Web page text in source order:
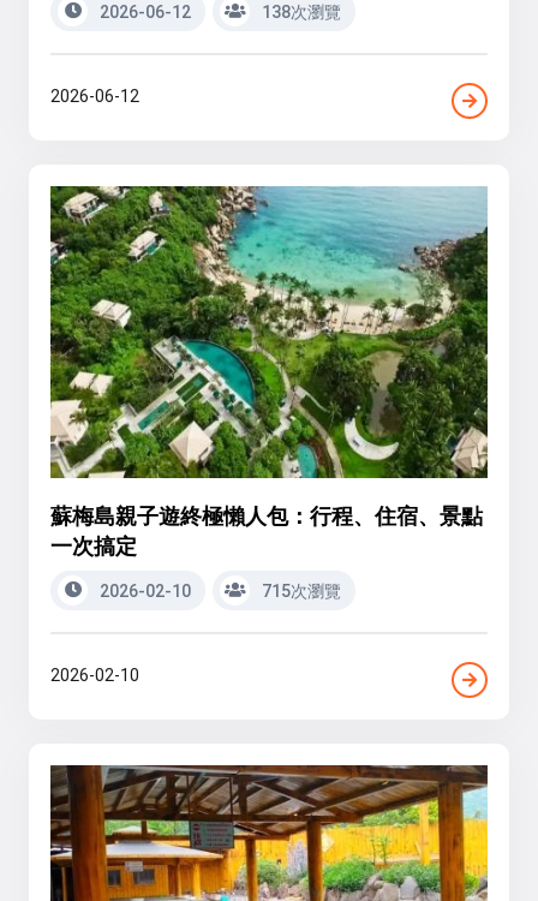
2026-06-12 138次瀏覽
2026-06-12
蘇梅島親子遊終極懶人包：行程、住宿、景點
一次搞定
2026-02-10 715次瀏覽
2026-02-10